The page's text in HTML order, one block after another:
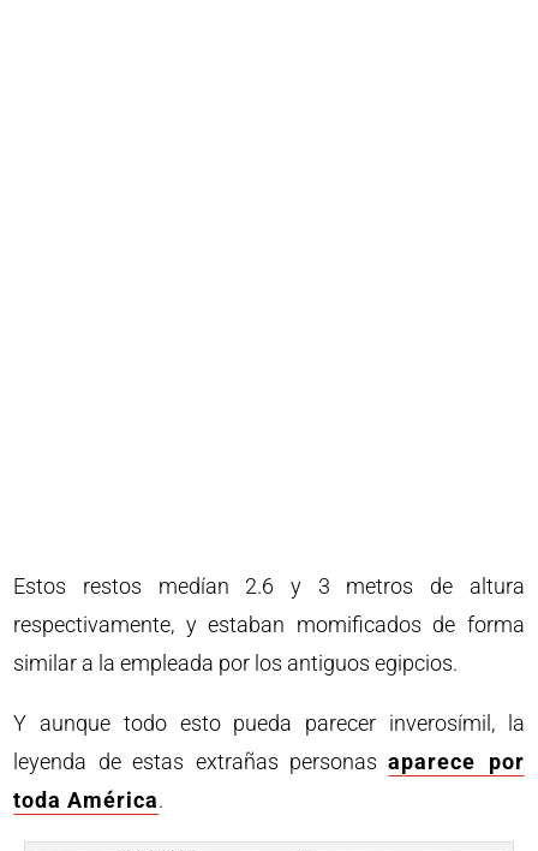
Estos restos medían 2.6 y 3 metros de altura
respectivamente, y estaban momificados de forma
similar a la empleada por los antiguos egipcios.
Y aunque todo esto pueda parecer inverosímil, la
leyenda de estas extrañas personasaparece por
toda América.